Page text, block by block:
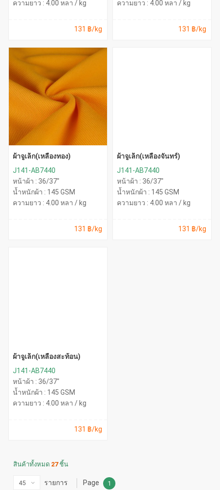
ความยาว : 4.00 หลา / kg
131 ฿/kg
ความยาว : 4.00 หลา / kg
131 ฿/kg
ผ้าจูเล็ก(เหลืองทอง)
J141-AB7440
หน้าผ้า : 36/37"
น้ำหนักผ้า : 145 GSM
ความยาว : 4.00 หลา / kg
131 ฿/kg
ผ้าจูเล็ก(เหลืองจันทร์)
J141-AB7440
หน้าผ้า : 36/37"
น้ำหนักผ้า : 145 GSM
ความยาว : 4.00 หลา / kg
131 ฿/kg
ผ้าจูเล็ก(เหลืองสะท้อน)
J141-AB7440
หน้าผ้า : 36/37"
น้ำหนักผ้า : 145 GSM
ความยาว : 4.00 หลา / kg
131 ฿/kg
สินค้าทั้งหมด 27ชิ้น
รายการ Page 1